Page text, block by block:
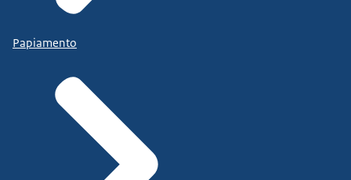
Papiamento